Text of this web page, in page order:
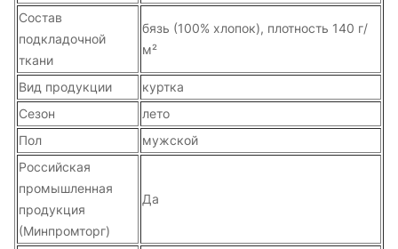
Состав
подкладочной
ткани
бязь (100% хлопок), плотность 140 г/
м²
Вид продукции
куртка
Сезон
лето
Пол
мужской
Российская
промышленная
продукция
(Минпромторг)
Да